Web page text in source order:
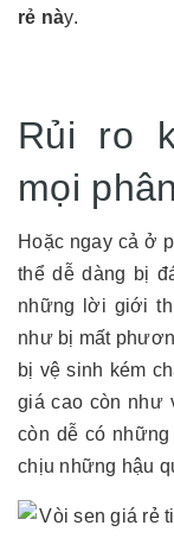
rẻ này.
Rủi ro
mọi
Hoặc ngay cả ở
thể dễ dàng bị
những lời giới
như bị mất
bị vệ sinh kém
giá cao còn như
còn dễ có
chịu những hậu